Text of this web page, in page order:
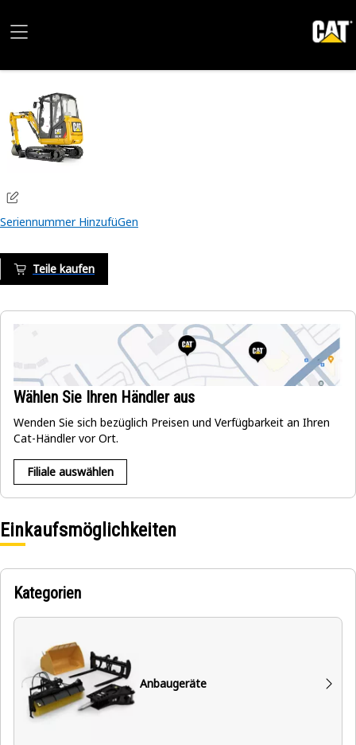
Seriennummer HinzufüGen
Teile kaufen
Wählen Sie Ihren Händler aus
Wenden Sie sich bezüglich Preisen und Verfügbarkeit an Ihren
Cat-Händler vor Ort.
Filiale auswählen
Einkaufsmöglichkeiten
Kategorien
Anbaugeräte